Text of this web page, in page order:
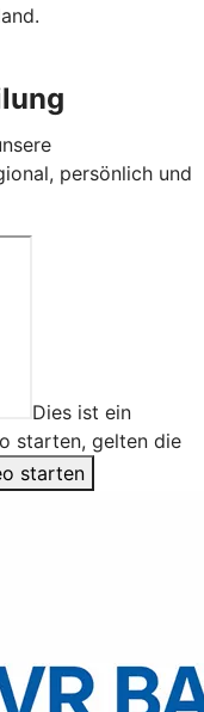
persönlich und
Dies ist ein
starten, gelten die
starten